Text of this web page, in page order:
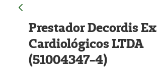
Prestador Decordis
Cardiológicos LTDA
(51004347-4)